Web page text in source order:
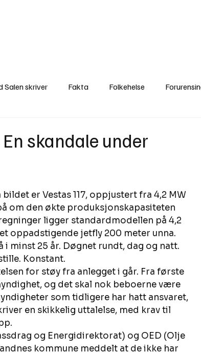
Salen skriver Fakta Folkehelse
skandale under
er Vestas 117, oppjustert fra 4,2 MW
om den økte produksjonskapasiteten
ligger standardmodellen på 4,2
oppadstigende jetfly 200 meter unna.
i minst 25 år. Døgnet rundt, dag og natt.
Konstant.
for støy fra anlegget i går. Fra første
og det skal nok beboerne være
som tidligere har hatt ansvaret,
en skikkelig uttalelse, med krav til
og Energidirektorat) og OED (Olje
kommune meddelt at de ikke har